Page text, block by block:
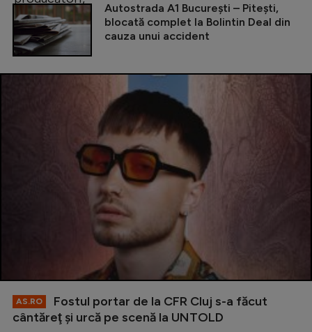
Autostrada A1 București – Pitești,
blocată complet la Bolintin Deal din
cauza unui accident
AS.RO
Fostul portar de la CFR Cluj s-a făcut
cântăreţ şi urcă pe scenă la UNTOLD